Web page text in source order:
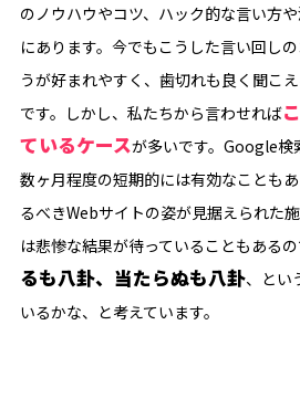
のノウハウやコツ、ハック的な言い方
にあります。今でもこうした言い回し
うが好まれやすく、歯切れも良く聞こ
です。しかし、私たちから言わせれば
ているケースが多いです。Google検
数ヶ月程度の短期的には有効なことも
るべきWebサイトの姿が見据えられた
は悲惨な結果が待っていることもある
るも八卦、当たらぬも八卦、とい
いるかな、と考えています。